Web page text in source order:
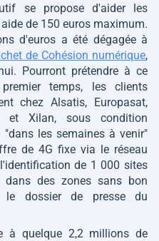
se propose d'aider les
de 150 euros maximum.
d'euros a été dégagée à
de Cohésion numérique,
Pourront prétendre à ce
temps, les clients
chez Alsatis, Europasat,
et Xilan, sous condition
"dans les semaines à venir"
de 4G fixe via le réseau
de 1 000 sites
dans des zones sans bon
le dossier de presse du
à quelque 2,2 millions de